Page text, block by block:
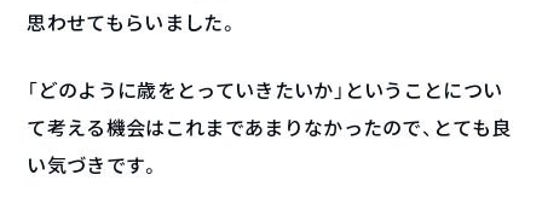
思わせてもらいました。
「どのように歳をとっていきたいか」ということについ
て考える機会はこれまであまりなかったので、とても良
い気づきです。